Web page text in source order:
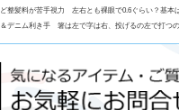
ど整髪料が苦手視力 左右とも裸眼で0.6ぐらい？基
＆デニム利き手 箸は左で字は右、投げるの左で打つ
ラいｗ...